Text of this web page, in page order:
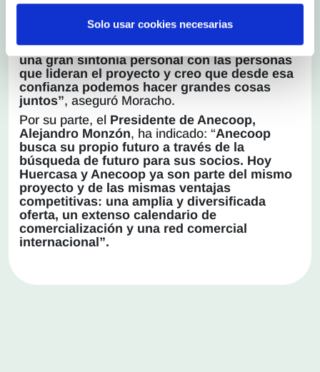
Solo usar cookies necesarias
ambas empresas, destacando que su compañía
apuesta por la“cooperación y el
fortalecimiento”que supone su incorporación a
Anecoop.“Compartimos valores, tenemos
una gran sintonía personal con las personas
que lideran el proyecto y creo que desde esa
confianza podemos hacer grandes cosas
juntos”, aseguró Moracho.
Por su parte, el Presidente de Anecoop,
Alejandro Monzón, ha indicado: “Anecoop
busca su propio futuro a través de la
búsqueda de futuro para sus socios. Hoy
Huercasa y Anecoop ya son parte del mismo
proyecto y de las mismas ventajas
competitivas: una amplia y diversificada
oferta, un extenso calendario de
comercialización y una red comercial
internacional”.